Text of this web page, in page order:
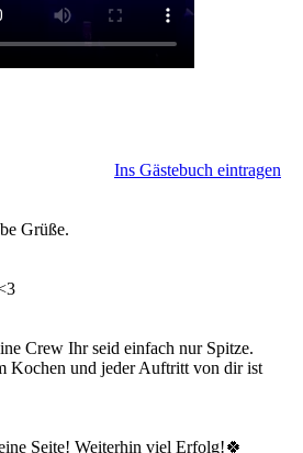
Ins Gästebuch eintragen
Grüße.
Crew Ihr seid einfach nur Spitze.
Kochen und jeder Auftritt von dir ist
Seite! Weiterhin viel Erfolg!🍀